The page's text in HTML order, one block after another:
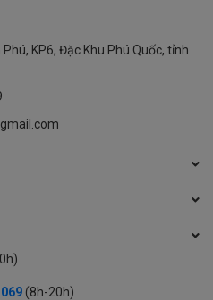
KP6, Đặc Khu Phú Quốc, tỉnh
(8h-20h)